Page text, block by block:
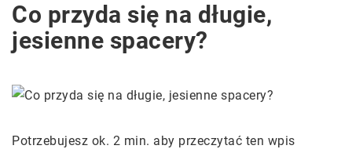
Co przyda się na długie,
jesienne spacery?
Potrzebujesz ok. 2 min. aby przeczytać ten wpis